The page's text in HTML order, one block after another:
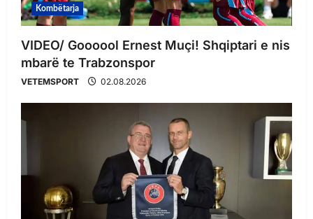
Kombëtarja
VIDEO/ Goooool Ernest Muçi! Shqiptari e nis
mbarë te Trabzonspor
VETEMSPORT 02.08.2026